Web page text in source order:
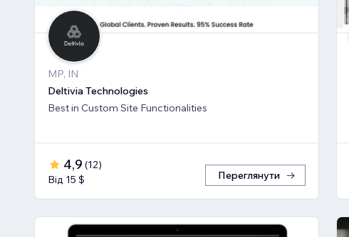
MP, IN
Deltivia Technologies
Best in Custom Site Functionalities
4,9 (12)
Від 15 $
Переглянути